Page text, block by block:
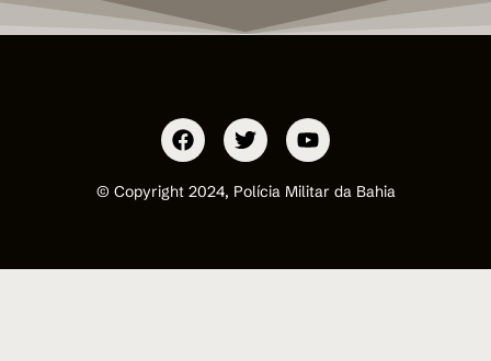
© Copyright 2024, Polícia Militar da Bahia